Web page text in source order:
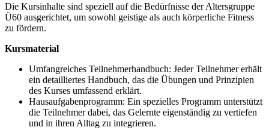
Die Kursinhalte sind speziell auf die Bedürfnisse der Altersgruppe
Ü60 ausgerichtet, um sowohl geistige als auch körperliche Fitness
zu fördern.
Kursmaterial
Umfangreiches Teilnehmerhandbuch: Jeder Teilnehmer erhält
ein detailliertes Handbuch, das die Übungen und Prinzipien
des Kurses umfassend erklärt.
Hausaufgabenprogramm: Ein spezielles Programm unterstützt
die Teilnehmer dabei, das Gelernte eigenständig zu vertiefen
und in ihren Alltag zu integrieren.